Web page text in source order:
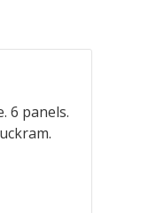
6 panels.